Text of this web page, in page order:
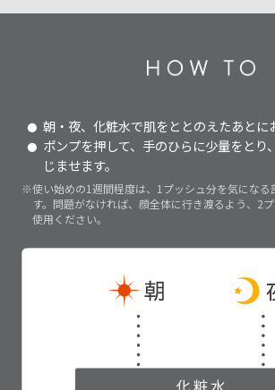
朝・夜、化粧水で肌をととのえたあとに
ポンプを押して、手のひらに少量をとり
じませます。
※使い始めの1週間程度は、1プッシュ分を気になる
す。問題がなければ、顔全体に行き渡るよう、2
使用ください。